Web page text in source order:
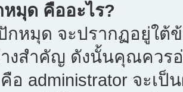
มุด คืออะไร?
หมุด จะปรากฏอยู่ใต้
งสำคัญ ดังนั้นคุณควรอ่
อ administrator จะเ